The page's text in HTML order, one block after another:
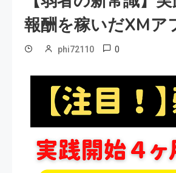
報酬を稼いだXMア
phi72110 0